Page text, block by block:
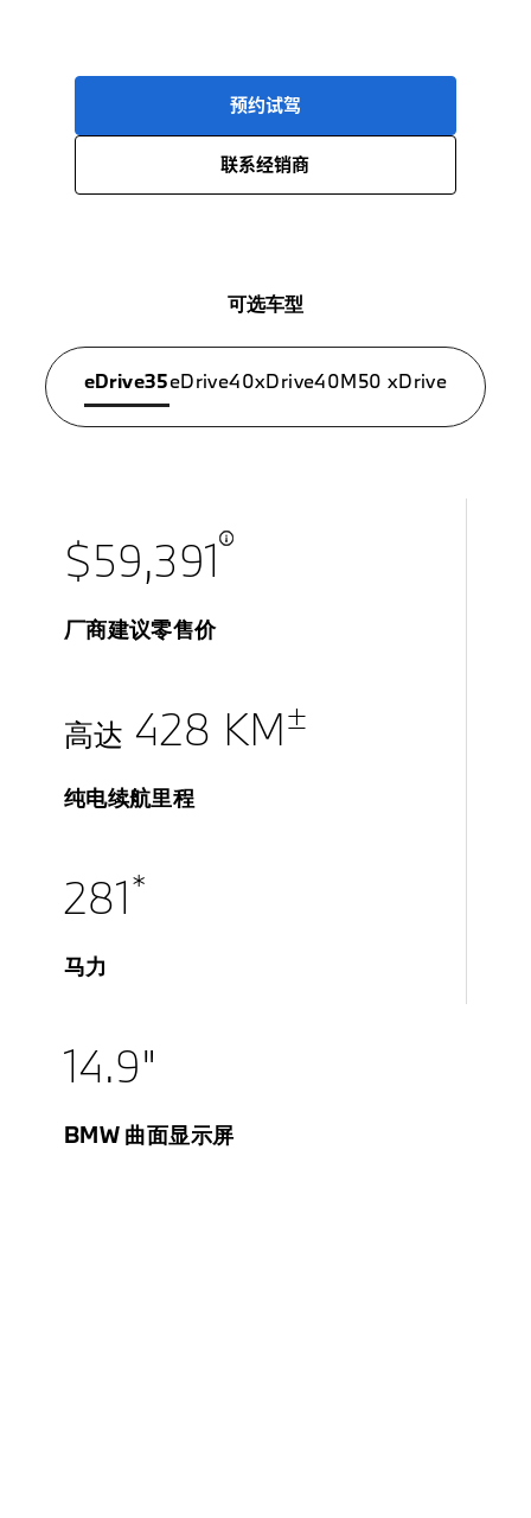
预约试驾
联系经销商
可选车型
eDrive35eDrive40xDrive40M50 xDrive
$59,391
厂商建议零售价
高达 428 KM±
纯电续航里程
281*
马力
14.9"
BMW 曲面显示屏